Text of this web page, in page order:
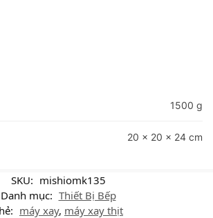
1500 g
20 × 20 × 24 cm
SKU: mishiomk135
Danh mục: Thiết Bị Bếp
máy xay, máy xay thịt